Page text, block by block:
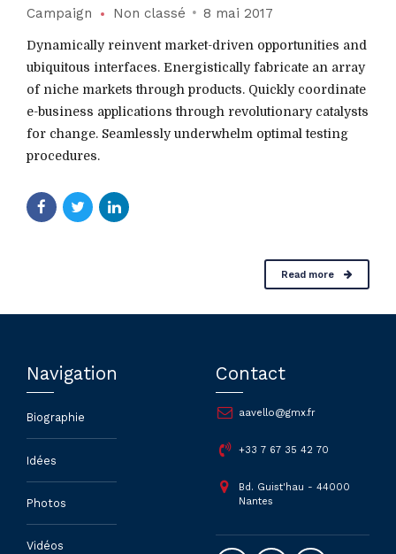
Campaign Non classé 8 mai 2017
Dynamically reinvent market-driven opportunities and
ubiquitous interfaces. Energistically fabricate an array
of niche markets through products. Quickly coordinate
e-business applications through revolutionary catalysts
for change. Seamlessly underwhelm optimal testing
procedures.
Read more
Navigation
Biographie
Idées
Photos
Vidéos
Contact
aavello@gmx.fr
+33 7 67 35 42 70
Bd. Guist'hau - 44000
Nantes